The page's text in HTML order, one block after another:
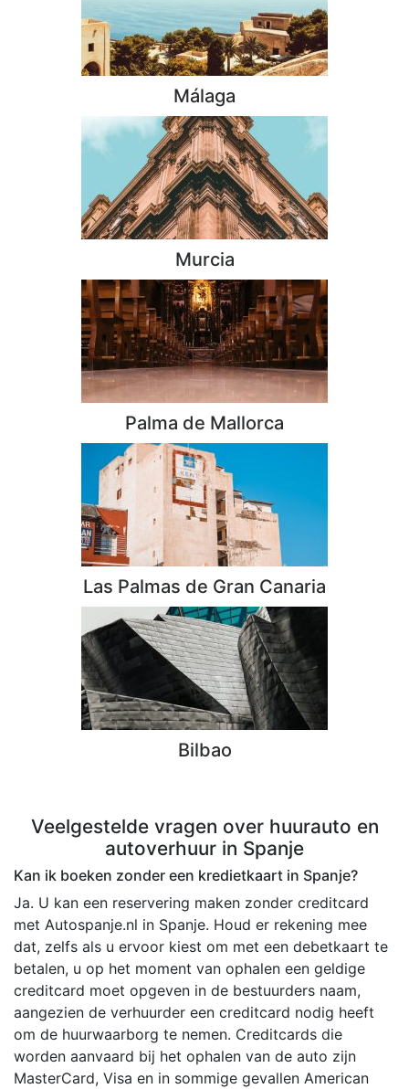
Málaga
Murcia
Palma de Mallorca
Las Palmas de Gran Canaria
Bilbao
Veelgestelde vragen over huurauto en
autoverhuur in Spanje
Kan ik boeken zonder een kredietkaart in Spanje?
Ja. U kan een reservering maken zonder creditcard
met Autospanje.nl in Spanje. Houd er rekening mee
dat, zelfs als u ervoor kiest om met een debetkaart te
betalen, u op het moment van ophalen een geldige
creditcard moet opgeven in de bestuurders naam,
aangezien de verhuurder een creditcard nodig heeft
om de huurwaarborg te nemen. Creditcards die
worden aanvaard bij het ophalen van de auto zijn
MasterCard, Visa en in sommige gevallen American